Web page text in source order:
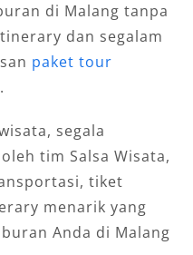
di Malang tanpa
dan segalam
paket tour
segala
tim Salsa Wisata,
tiket
menarik yang
Anda di Malang